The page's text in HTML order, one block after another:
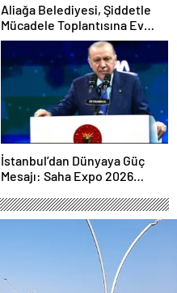
Aliağa Belediyesi, Şiddetle
Mücadele Toplantısına Ev
Sahipliği Yaptı
İstanbul’dan Dünyaya Güç
Mesajı: Saha Expo 2026